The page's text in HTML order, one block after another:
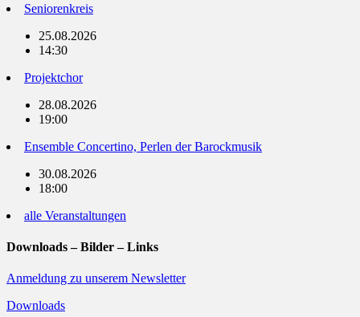
Seniorenkreis
25.08.2026
14:30
Projektchor
28.08.2026
19:00
Ensemble Concertino, Perlen der Barockmusik
30.08.2026
18:00
alle Veranstaltungen
Downloads – Bilder – Links
Anmeldung zu unserem Newsletter
Downloads